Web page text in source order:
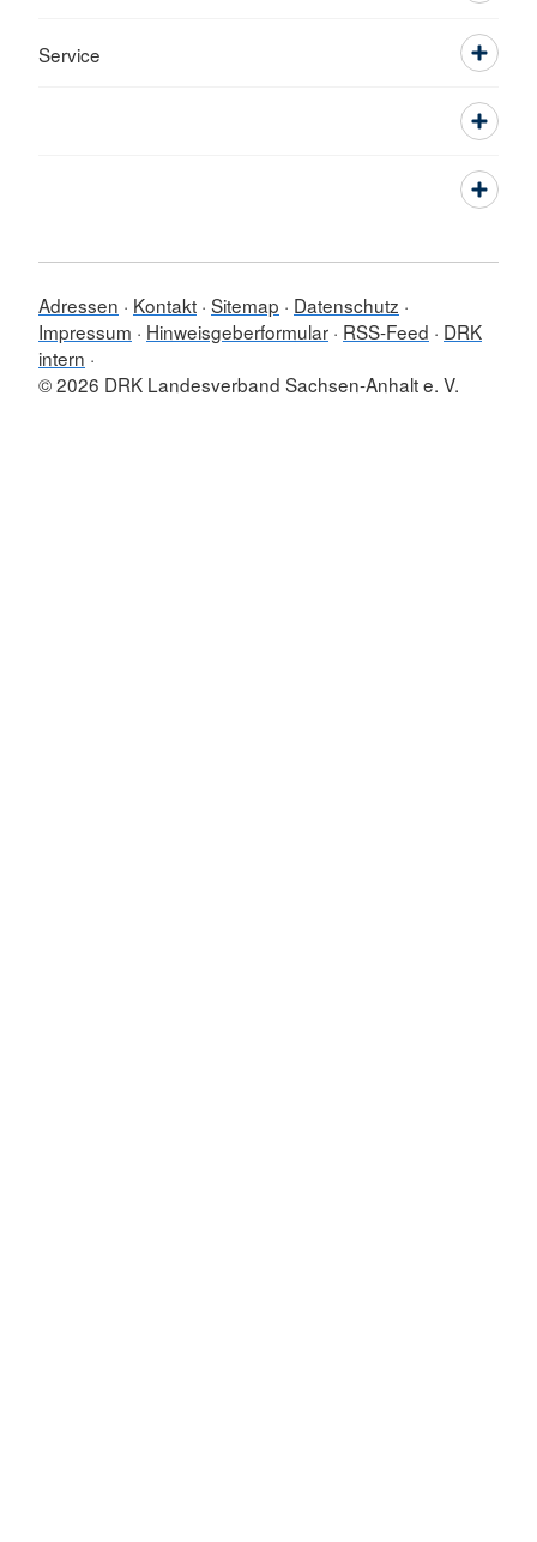
Service
Adressen Kontakt Sitemap
Datenschutz
Impressum
Hinweisgeberformular RSS-Feed
DRK
intern
© 2026 DRK Landesverband Sachsen-Anhalt e. V.